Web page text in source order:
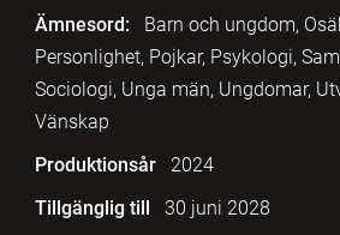
Ämnesord:
Barn och ungdom,
Personlighet, Pojkar, Psykologi,
Sociologi, Unga män, Ungdomar,
Vänskap
Produktionsår
2024
Tillgänglig till
30 juni 2028